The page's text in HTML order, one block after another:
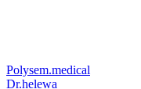
Polysem.medical
Dr.helewa